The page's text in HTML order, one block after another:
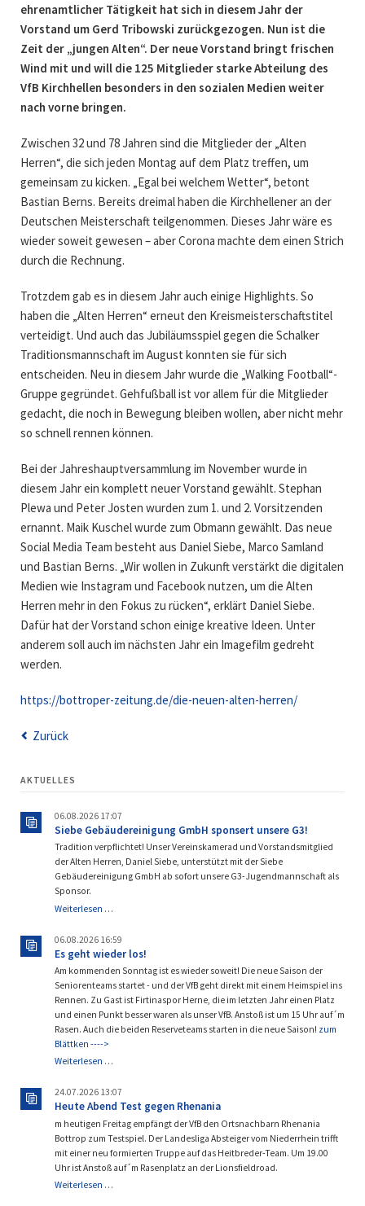
ehrenamtlicher Tätigkeit hat sich in diesem Jahr der
Vorstand um Gerd Tribowski zurückgezogen. Nun ist die
Zeit der „jungen Alten“. Der neue Vorstand bringt frischen
Wind mit und will die 125 Mitglieder starke Abteilung des
VfB Kirchhellen besonders in den sozialen Medien weiter
nach vorne bringen.
Zwischen 32 und 78 Jahren sind die Mitglieder der „Alten
Herren“, die sich jeden Montag auf dem Platz treffen, um
gemeinsam zu kicken. „Egal bei welchem Wetter“, betont
Bastian Berns. Bereits dreimal haben die Kirchhellener an der
Deutschen Meisterschaft teilgenommen. Dieses Jahr wäre es
wieder soweit gewesen – aber Corona machte dem einen Strich
durch die Rechnung.
Trotzdem gab es in diesem Jahr auch einige Highlights. So
haben die „Alten Herren“ erneut den Kreismeisterschaftstitel
verteidigt. Und auch das Jubiläumsspiel gegen die Schalker
Traditionsmannschaft im August konnten sie für sich
entscheiden. Neu in diesem Jahr wurde die „Walking Football“-
Gruppe gegründet. Gehfußball ist vor allem für die Mitglieder
gedacht, die noch in Bewegung bleiben wollen, aber nicht mehr
so schnell rennen können.
Bei der Jahreshauptversammlung im November wurde in
diesem Jahr ein komplett neuer Vorstand gewählt. Stephan
Plewa und Peter Josten wurden zum 1. und 2. Vorsitzenden
ernannt. Maik Kuschel wurde zum Obmann gewählt. Das neue
Social Media Team besteht aus Daniel Siebe, Marco Samland
und Bastian Berns. „Wir wollen in Zukunft verstärkt die digitalen
Medien wie Instagram und Facebook nutzen, um die Alten
Herren mehr in den Fokus zu rücken“, erklärt Daniel Siebe.
Dafür hat der Vorstand schon einige kreative Ideen. Unter
anderem soll auch im nächsten Jahr ein Imagefilm gedreht
werden.
https://bottroper-zeitung.de/die-neuen-alten-herren/
Zurück
AKTUELLES
06.08.2026 17:07
Siebe Gebäudereinigung GmbH sponsert unsere G3!
Tradition verpflichtet! Unser Vereinskamerad und Vorstandsmitglied
der Alten Herren, Daniel Siebe, unterstützt mit der Siebe
Gebäudereinigung GmbH ab sofort unsere G3-Jugendmannschaft als
Sponsor.
Weiterlesen …
GmbH
sponsert
unsere
G3!
06.08.2026 16:59
Es geht wieder los!
Am kommenden Sonntag ist es wieder soweit! Die neue Saison der
Seniorenteams startet - und der VfB geht direkt mit einem Heimspiel ins
Rennen. Zu Gast ist Firtinaspor Herne, die im letzten Jahr einen Platz
und einen Punkt besser waren als unser VfB. Anstoß ist um 15 Uhr auf´m
Rasen. Auch die beiden Reserveteams starten in die neue Saison! zum
Blättken ---->
Weiterlesen …Es
wieder
los!
24.07.2026 13:07
Heute Abend Test gegen Rhenania
m heutigen Freitag empfängt der VfB den Ortsnachbarn Rhenania
Bottrop zum Testspiel. Der Landesliga Absteiger vom Niederrhein trifft
mit einer neu formierten Truppe auf das Heitbreder-Team. Um 19.00
Uhr ist Anstoß auf´m Rasenplatz an der Lionsfieldroad.
Weiterlesen …Heute